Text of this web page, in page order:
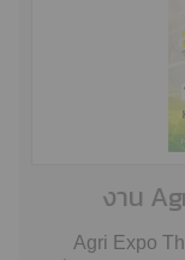
งาน
Agri Expo